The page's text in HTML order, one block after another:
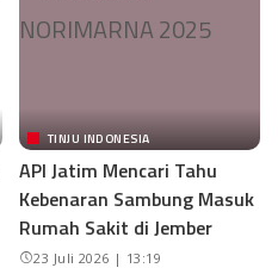
TINJU INDONESIA
API Jatim Mencari Tahu
Kebenaran Sambung Masuk
Rumah Sakit di Jember
23 Juli 2026 | 13:19